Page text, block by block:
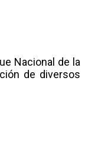
Nacional de la
de diversos